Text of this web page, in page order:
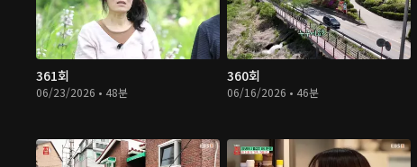
361회
06/23/2026 • 48분
360회
06/16/2026 • 46분